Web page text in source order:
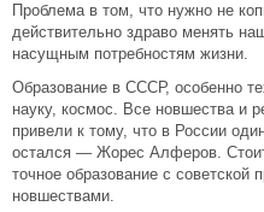
Проблема в том, что нужно не
действительно здраво менять
насущным потребностям жизни.
Образование в СССР, особенно
науку, космос. Все новшества и
привели к тому, что в России
остался — Жорес Алферов.
точное образование с советской
новшествами.